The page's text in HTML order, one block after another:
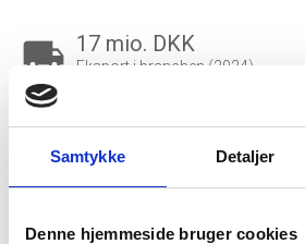
Samtykke Detaljer
Denne hjemmeside bruger cookies
local_shipping 17 mio. DKK
Eksport i branchen (2024)
account_balance_wallet 450.000 DKK